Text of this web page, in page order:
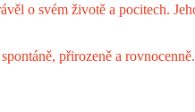
o svém životě a pocitech.
přirozeně a